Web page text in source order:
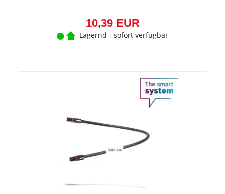
10,39 EUR
Lagernd - sofort verfügbar